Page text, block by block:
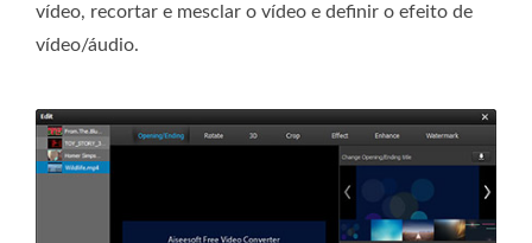
vídeo, recortar e mesclar o vídeo e definir o efeito de
vídeo/áudio.